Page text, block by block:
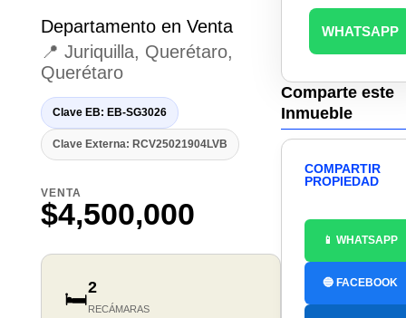
Departamento en Venta
📍 Juriquilla, Querétaro,
Querétaro
Clave EB: EB-SG3026
Clave Externa: RCV25021904LVB
VENTA
$4,500,000
🛏️2
RECÁMARAS
WHATSAPP
Comparte este
Inmueble
COMPARTIR
PROPIEDAD
📱 WHATSAPP
🔵 FACEBOOK